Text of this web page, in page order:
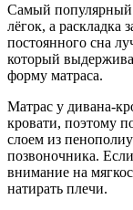
Самый популярный
лёгок, а раскладка
постоянного сна
который
форму матраса.
Матрас у
кровати, поэтому
слоем из
позвоночника.
внимание на
натирать плечи.